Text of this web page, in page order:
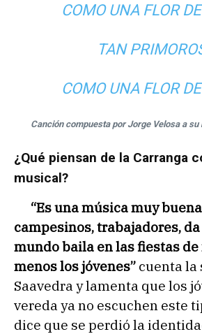
COMO UNA FLOR
TAN
COMO UNA FLOR
Canción compuesta por Jorge Velosa a su
¿Qué piensan de la Carranga
musical?
“Es una música muy
campesinos, trabajadores,
mundo baila en las fiestas
menos los jóvenes” cuenta la
Saavedra y lamenta que los
vereda ya no escuchen este
dice que se perdió la